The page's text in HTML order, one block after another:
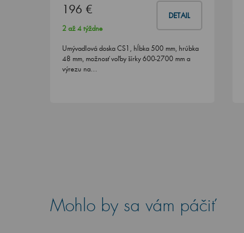
196 € DETAIL
2 až 4 týždne
Umývadlová doska CS1, hĺbka 500 mm, hrúbka
48 mm, možnosť voľby šírky 600-2700 mm a
výrezu na…
Mohlo by sa vám páčiť